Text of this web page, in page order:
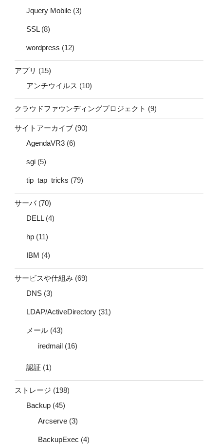
Jquery Mobile (3)
SSL(8)
wordpress (12)
アプリ (15)
アンチウイルス (10)
クラウドファウンディングプロジェクト (9)
サイトアーカイブ (90)
AgendaVR3 (6)
sgi (5)
tip_tap_tricks (79)
サーバ(70)
DELL(4)
hp (11)
IBM (4)
サービスや仕組み (69)
DNS (3)
LDAP/ActiveDirectory (31)
メール (43)
iredmail (16)
認証 (1)
ストレージ (198)
Backup (45)
Arcserve (3)
BackupExec (4)